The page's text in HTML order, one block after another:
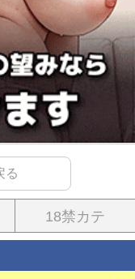
る
18禁カテ